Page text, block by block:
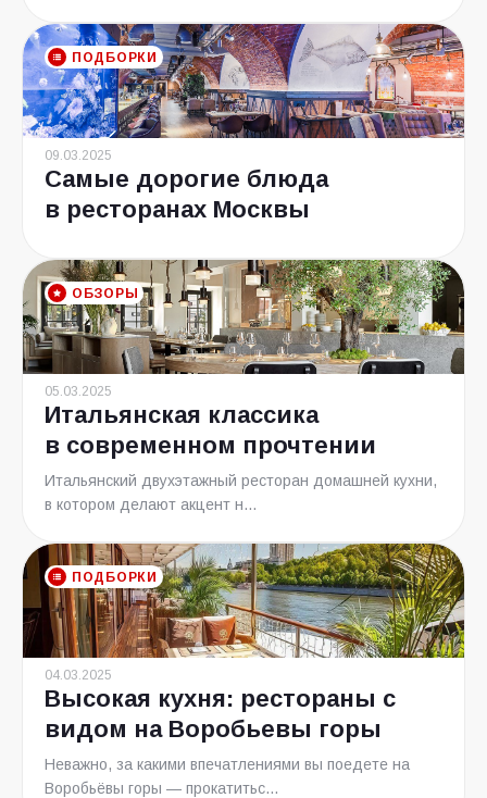
ПОДБОРКИ
09.03.2025
Самые дорогие блюда
в ресторанах Москвы
ОБЗОРЫ
05.03.2025
Итальянская классика
в современном прочтении
Итальянский двухэтажный ресторан домашней кухни,
в котором делают акцент н...
ПОДБОРКИ
04.03.2025
Высокая кухня: рестораны с
видом на Воробьевы горы
Неважно, за какими впечатлениями вы поедете на
Воробьёвы горы — прокатитьс...